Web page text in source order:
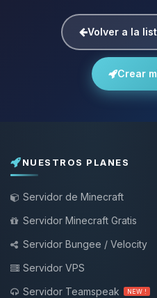
Volver a la
Crear
NUESTROS PLANES
Servidor de Minecraft
Servidor Minecraft Gratis
Servidor Bungee / Velocity
Servidor VPS
Servidor Teamspeak
NEW !